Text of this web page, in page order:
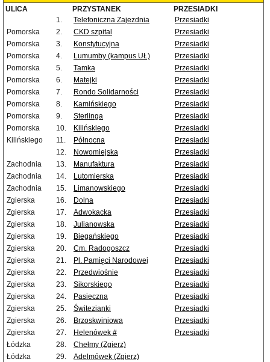
ULICA PRZYSTANEK
PRZESIADKI
1.
Telefoniczna Zajezdnia
Przesiadki
Pomorska
2. CKD szpital
Przesiadki
Pomorska
3. Konstytucyjna
Przesiadki
Pomorska
4. Lumumby (kampus UŁ)
Przesiadki
Pomorska
5. Tamka
Przesiadki
Pomorska
6. Matejki
Przesiadki
Pomorska
7. Rondo Solidarności
Przesiadki
Pomorska
8. Kamińskiego
Przesiadki
Pomorska
9. Sterlinga
Przesiadki
Pomorska
10. Kilińskiego
Przesiadki
Kilińskiego
11. Północna
Przesiadki
12.
Nowomiejska
Przesiadki
Zachodnia
13. Manufaktura
Przesiadki
Zachodnia
14. Lutomierska
Przesiadki
Zachodnia
15. Limanowskiego
Przesiadki
Zgierska
16. Dolna
Przesiadki
Zgierska
17. Adwokacka
Przesiadki
Zgierska
18. Julianowska
Przesiadki
Zgierska
19. Biegańskiego
Przesiadki
Zgierska
20. Cm. Radogoszcz
Przesiadki
Zgierska
21. Pl. Pamięci Narodowej
Przesiadki
Zgierska
22. Przedwiośnie
Przesiadki
Zgierska
23. Sikorskiego
Przesiadki
Zgierska
24. Pasieczna
Przesiadki
Zgierska
25. Świtezianki
Przesiadki
Zgierska
26. Brzoskwiniowa
Przesiadki
Zgierska
27. Helenówek #
Przesiadki
Łódzka
28.
Chełmy (Zgierz)
Łódzka
29.
Adelmówek (Zgierz)